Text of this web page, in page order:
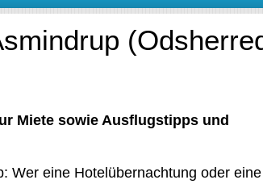
Miete sowie Ausflugstipps und
Wer eine Hotelübernachtung oder